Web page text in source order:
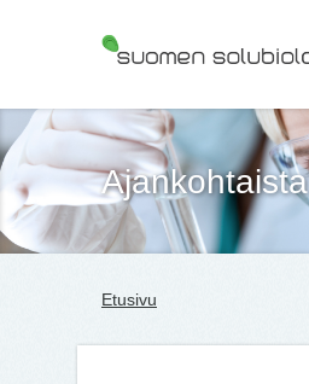
Suomen Solubiologit ry
Ajankohtaista
Etusivu